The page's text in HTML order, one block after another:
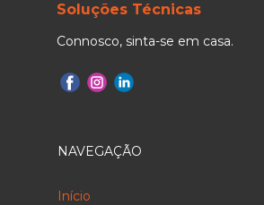
Soluções Técnicas
Connosco, sinta-se em casa.
NAVEGAÇÃO
Início